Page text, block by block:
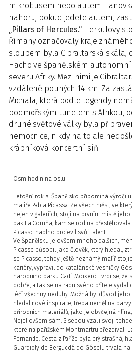
mikrobusem nebo autem.
nahoru, pokud jedete autem,
„Pillars of Hercules.“ Herkulovy
Římany označovaly kraje
sloupem byla Gibraltarská skála,
Hacho ve španělském
severu Afriky. Mezi nimi je
vzdálené pouhých 14 km. Za
Michala, která podle legendy
podmořským tunelem s Afrikou,
druhé světové války byla
nemocnice, nikdy na to ale
krápníková koncertní síň.
Osm hodin na oslu
Letošní rok si Španělsko připomíná výročí
malíře Pabla Picassa. Ze všech měst, ve
nejen v galeriích, stojí na prvním místě
pak La Coruňa, kam se rodina
Picasso naplno projevil svůj talent.
Ve Španělsku je ovšem mnoho dalších,
Picasso působil jako člověk, který hledal,
se Picasso, tehdy ještě neznámý malíř
kariéry, vypravil do katalánské vesničky
národního parku Cadí-­Moixeró. Tvrdí se, že
dobře, a tak se na radu svého přítele vydal
léčí všechny neduhy. Možná byl důvod
hledal nové inspirace, třeba neměl na
přírodních materiálů, jako je obyčejná
Nejel ovšem sám. S sebou vzal i svoji
které na pařížském Montmartru přezdívali
Fernande. Cesta z Paříže byla prý strašná,
Guardioly de Berguedá do Gósolu trvala